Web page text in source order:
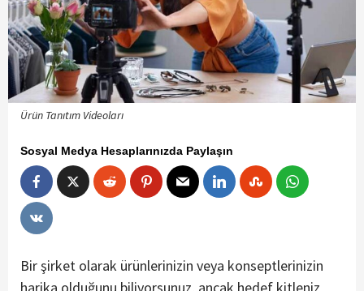
Ürün Tanıtım Videoları
Sosyal Medya Hesaplarınızda Paylaşın
Bir şirket olarak ürünlerinizin veya konseptlerinizin
harika olduğunu biliyorsunuz, ancak hedef kitleniz